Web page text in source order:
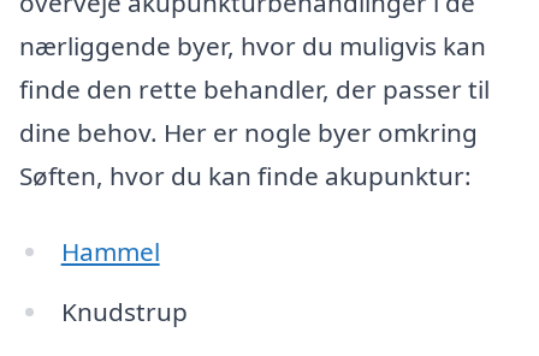
nærliggende byer, hvor du muligvis kan
finde den rette behandler, der passer til
dine behov. Her er nogle byer omkring
Søften, hvor du kan finde akupunktur:
Hammel
Knudstrup